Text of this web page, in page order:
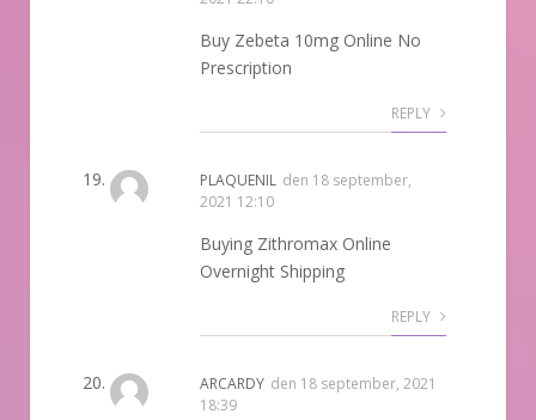
Buy Zebeta 10mg Online No
Prescription
REPLY
PLAQUENIL den 18 september,
2021 12:10
Buying Zithromax Online
Overnight Shipping
REPLY
ARCARDY den 18 september, 2021
18:39